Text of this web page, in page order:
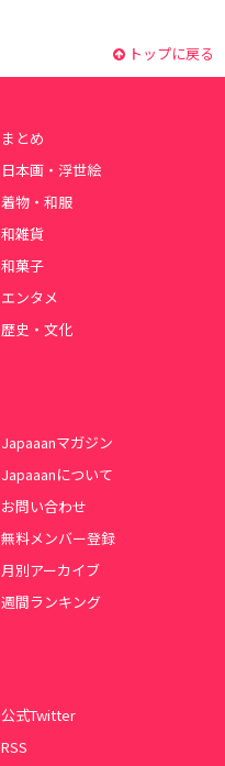
トップに戻る
まとめ
日本画・浮世絵
着物・和服
和雑貨
和菓子
エンタメ
歴史・文化
Japaaanマガジン
Japaaanについて
お問い合わせ
無料メンバー登録
月別アーカイブ
週間ランキング
公式Twitter
RSS